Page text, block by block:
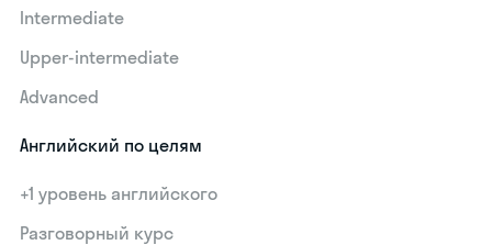
Intermediate
Upper-intermediate
Advanced
Английский по целям
+1 уровень английского
Разговорный курс